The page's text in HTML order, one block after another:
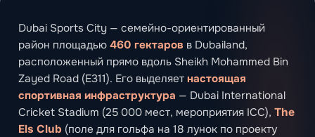
Dubai Sports City — семейно-ориентированный
район площадью 460 гектаров в Dubailand,
расположенный прямо вдоль Sheikh Mohammed Bin
Zayed Road (E311). Его выделяет настоящая
спортивная инфраструктура — Dubai International
Cricket Stadium (25 000 мест, мероприятия ICC), The
Els Club (поле для гольфа на 18 лунок по проекту